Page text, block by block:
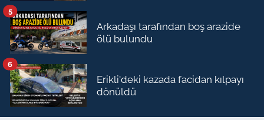
Arkadaşı tarafından boş arazide
ölü bulundu
5
Erikli'deki kazada facidan kılpayı
dönüldü
6